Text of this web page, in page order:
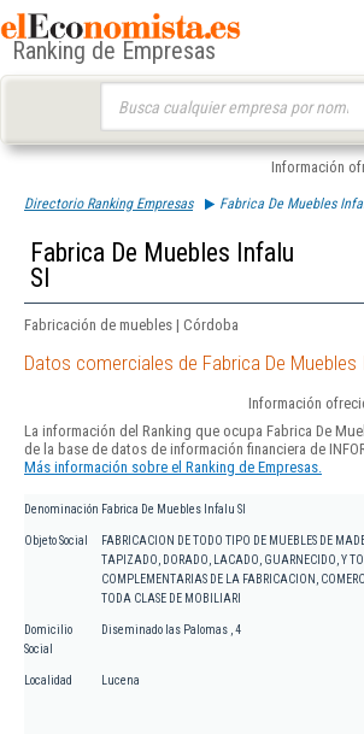
Ranking de Empresas
Información
Directorio Ranking Empresas Fabrica De Muebles
Fabrica De Muebles Infalu
Sl
Fabricación de muebles | Córdoba
Datos comerciales de Fabrica De Muebles
Información
La información del Ranking que ocupa Fabrica De
de la base de datos de información financiera de
Más información sobre el Ranking de Empresas.
Denominación Fabrica De Muebles Infalu Sl
Objeto Social
FABRICACION DE TODO TIPO DE MUEBLES DE
TAPIZADO, DORADO, LACADO, GUARNECIDO, Y
COMPLEMENTARIAS DE LA FABRICACION,
TODA CLASE DE MOBILIARI
Domicilio
Social
Diseminado las Palomas , 4
Localidad Lucena